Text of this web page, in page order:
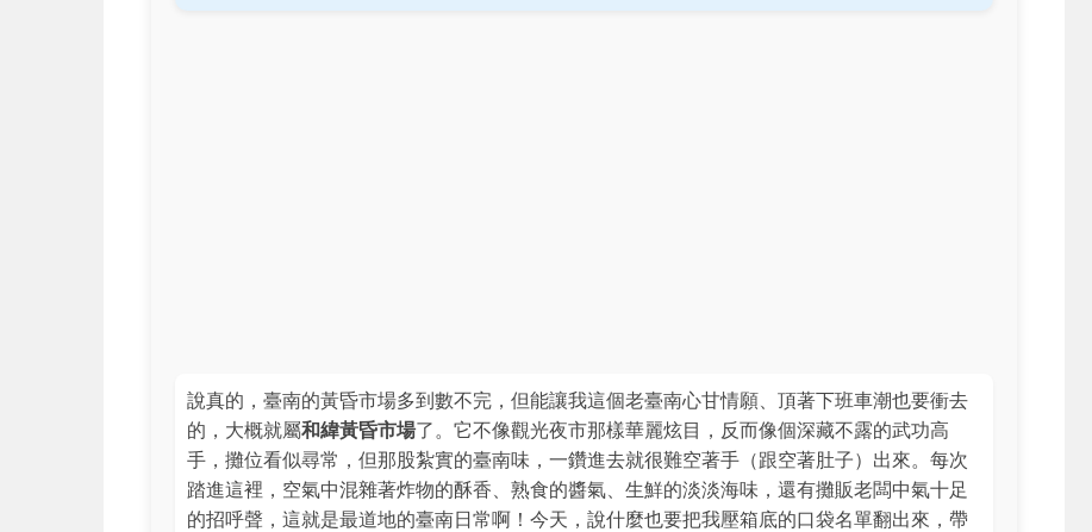
說真的，臺南的黃昏市場多到數不完，但能讓我這個老臺南心甘情願、頂著下班車潮也要衝去
的，大概就屬和緯黃昏市場了。它不像觀光夜市那樣華麗炫目，反而像個深藏不露的武功高
手，攤位看似尋常，但那股紮實的臺南味，一鑽進去就很難空著手（跟空著肚子）出來。每次
踏進這裡，空氣中混雜著炸物的酥香、熟食的醬氣、生鮮的淡淡海味，還有攤販老闆中氣十足
的招呼聲，這就是最道地的臺南日常啊！今天，說什麼也要把我壓箱底的口袋名單翻出來，帶